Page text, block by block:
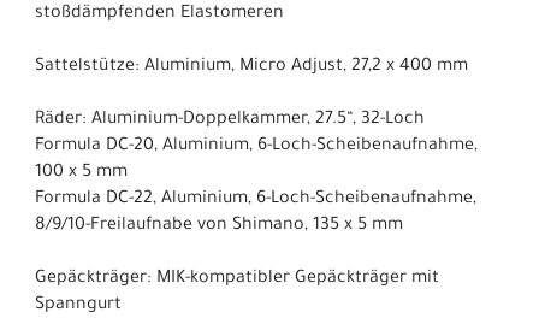
stoßdämpfenden Elastomeren
Sattelstütze: Aluminium, Micro Adjust, 27,2 x 400 mm
Räder: Aluminium-Doppelkammer, 27.5“, 32-Loch
Formula DC-20, Aluminium, 6-Loch-Scheibenaufnahme,
100 x 5 mm
Formula DC-22, Aluminium, 6-Loch-Scheibenaufnahme,
8/9/10-Freilaufnabe von Shimano, 135 x 5 mm
Gepäckträger: MIK-kompatibler Gepäckträger mit
Spanngurt